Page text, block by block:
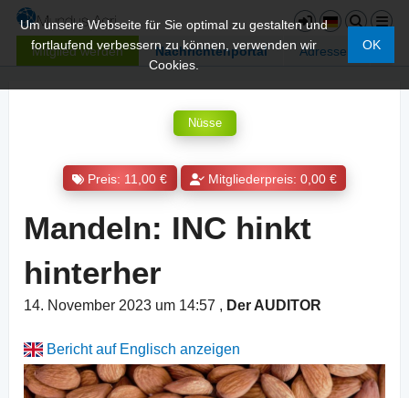
Mitglied werden Nachrichtenportal Adressen
Um unsere Webseite für Sie optimal zu gestalten und
fortlaufend verbessern zu können, verwenden wir
Cookies.
OK
Nüsse
Preis: 11,00 € Mitgliederpreis: 0,00 €
Mandeln: INC hinkt
hinterher
14. November 2023 um 14:57 , Der AUDITOR
Bericht auf Englisch anzeigen